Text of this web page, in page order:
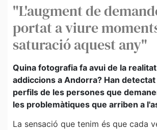
"L'augment de
portat a viure
saturació aquest any"
Quina fotografia fa avui de la
addiccions a Andorra? Han
perfils de les persones que
les problemàtiques que arriben a
La sensació que tenim és que cada